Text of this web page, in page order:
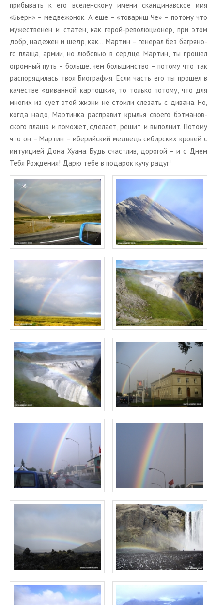
при­бы­вать к его все­лен­ско­му имени скан­ди­нав­ское имя
«Бьёрн» – мед­ве­жо­нок. А еще – «то­ва­рищ Че» – по­то­му что
му­же­стве­нен и ста­тен, как герой-ре­во­лю­ци­о­нер, при этом
добр, на­де­жен и щедр, как… Мар­тин – ге­не­рал без баг­ря­но­
го плаща, армии, но лю­бо­вью в серд­це. Мар­тин, ты про­шел
огром­ный путь – боль­ше, чем боль­шин­ство – по­то­му что так
рас­по­ря­ди­лась твоя Био­гра­фия. Если часть его ты про­шел в
ка­че­стве «ди­ван­ной кар­тош­ки», то толь­ко по­то­му, что для
мно­гих из сует этой жизни не сто­и­ли сле­зать с ди­ва­на. Но,
когда надо, Мар­тин­ка рас­пра­вит кры­лья сво­е­го бэт­ма­нов­
ско­го плаща и по­мо­жет, сде­ла­ет, решит и вы­пол­нит. По­то­му
что он – Мар­тин – ибе­рий­ский мед­ведь си­бир­ских кро­вей с
ин­ту­и­ци­ей Дона Хуана. Будь счаст­лив, до­ро­гой – и с Днем
Тебя Рож­де­ния! Дарю тебе в по­да­рок кучу радуг!